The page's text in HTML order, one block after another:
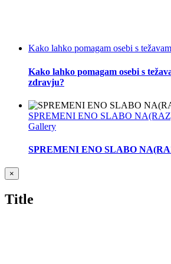
Kako lahko pomagam osebi s
Kako lahko pomagam osebi s
zdravju?
SPREMENI ENO SLABO
Gallery
SPREMENI ENO SLABO
Close
product
view
×
Title